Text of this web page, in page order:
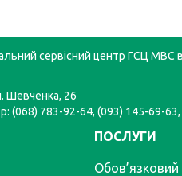
сервісний центр ГСЦ МВС в
Шевченка, 26
(068) 783-92-64, (093) 145-69-
ПОСЛУГИ
Обов’язковий